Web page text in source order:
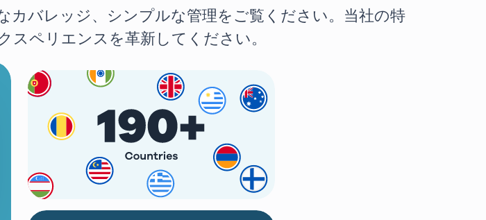
カバレッジ、シンプルな管理をご覧ください。当社の特
スペリエンスを革新してください。